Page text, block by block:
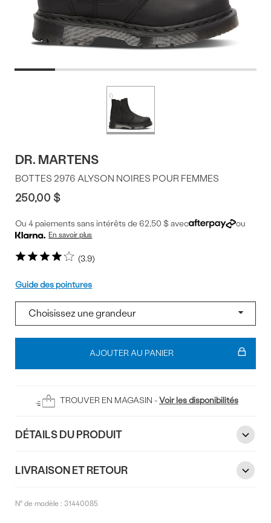
DR. MARTENS
3.9
BOTTES 2976 ALYSON NOIRES POUR FEMMES
250,00 $
Ou 4 paiements sans intérêts de 62,50 $ avec ou
En savoir plus
Pointure
Guide des pointures
Ajouter
panier
AJOUTER AU PANIER
TROUVER EN MAGASIN -Voir les disponibilités
DÉTAILS DU PRODUIT
LIVRAISON ET RETOUR
N° de modèle :31440085